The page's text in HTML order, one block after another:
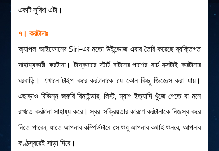
একটি সুবিধা এটা।
৭। করটানাঃ
অ্যাপল আইফোনের Siri-এর মতো উইন্ডোজ এবার তৈরি করেছে ব্যক্তিগত
সাহায্যকারী করটানা। টাস্কবারে স্টার্ট বাটনের পাশের সার্চ বক্সটাই করটানার
ঘরবাড়ি। এখানে টাইপ করে করটানাকে যে কোন কিছু জিজ্ঞেস করা যায়।
এছাড়াও বিভিন্ন জরুরি রিমাইন্ডার, লিস্ট, ম্যাপ ইত্যাদি খুঁজে পেতে বা মনে
রাখতে করটানা সাহায্য করে। স্বর-সক্রিয়তার কারণে করটানাকে নিজস্ব করে
নিতে পারেন, যাতে আপনার কম্পিউটারে সে শুধু আপনার কথাই শুনবে, আপনার
কণ্ঠস্বরেই সাড়া দিবে।